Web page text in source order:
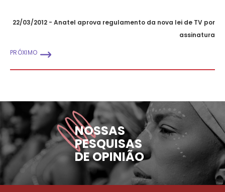
22/03/2012 - Anatel aprova regulamento da nova lei de TV por
assinatura
PRÓXIMO
NOSSAS
PESQUISAS
DE OPINIÃO